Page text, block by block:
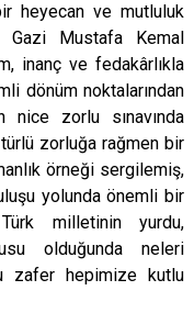
heyecan ve mutluluk
Gazi Mustafa Kemal
inanç ve fedakârlıkla
dönüm noktalarından
zorlu sınavında
türlü zorluğa rağmen bir
örneği sergilemiş,
yolunda önemli bir
milletinin yurdu,
olduğunda neleri
zafer hepimize kutlu